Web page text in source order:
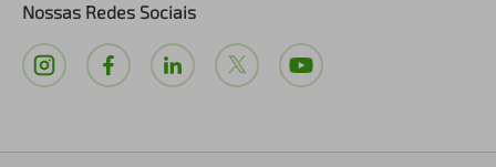
Nossas Redes Sociais